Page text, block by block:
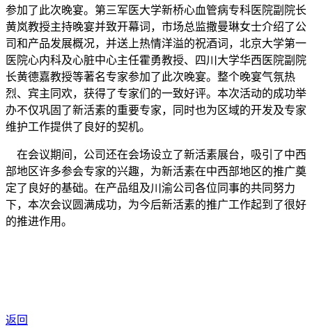
参加了此次晚宴。第三军医大学新桥心血管病专科医院副院长
黄岚教授主持晚宴并致开幕词，市场总监撒曼琳女士介绍了公
司和产品发展概况，并送上热情洋溢的祝酒词，北京大学第一
医院心内科及心脏中心主任霍勇教授、四川大学华西医院副院
长黄德嘉教授等著名专家参加了此次晚宴。整个晚宴气氛热
烈、宾主同欢，获得了专家们的一致好评。本次活动的成功举
办不仅巩固了新活素的重要专家，同时也为区域的开发及专家
维护工作提供了良好的契机。
在会议期间，公司还在会场设立了新活素展台，吸引了中西
部地区许多参会专家的兴趣，为新活素在中西部地区的推广奠
定了良好的基础。在产品组及川渝公司各位同事的共同努力
下，本次会议圆满成功，为今后新活素的推广工作起到了很好
的推进作用。
返回